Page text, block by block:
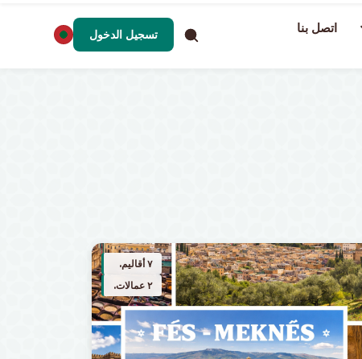
اتصل بنا تسجيل الدخول
٧ أقاليم.
٢ عمالات.